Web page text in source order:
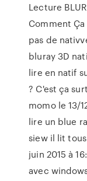
Lecture
Comment
pas de
bluray 3D
lire en natif
? C'est ça
momo le 13/
lire un blue
siew il lit
juin 2015 à
avec